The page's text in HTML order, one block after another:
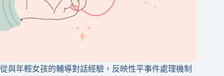
從與年輕女孩的輔導對話經驗，反映性平事件處理機制